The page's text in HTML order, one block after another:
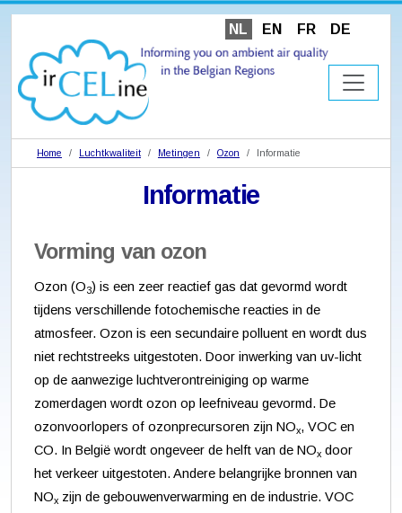
NL EN FR DE
Home Luchtkwaliteit Metingen Ozon Informatie
Informatie
Vorming van ozon
Ozon (O3) is een zeer reactief gas dat gevormd wordt
tijdens verschillende fotochemische reacties in de
atmosfeer. Ozon is een secundaire polluent en wordt dus
niet rechtstreeks uitgestoten. Door inwerking van uv-licht
op de aanwezige luchtverontreiniging op warme
zomerdagen wordt ozon op leefniveau gevormd. De
ozonvoorlopers of ozonprecursoren zijn NOx, VOC en
CO. In België wordt ongeveer de helft van de NOx door
het verkeer uitgestoten. Andere belangrijke bronnen van
NOx zijn de gebouwenverwarming en de industrie. VOC